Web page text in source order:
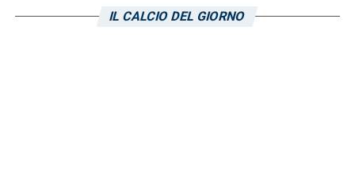
IL CALCIO DEL GIORNO